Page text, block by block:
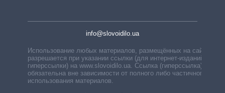
info@slovoidilo.ua
Использование любых материалов, размещённых на сайте,
разрешается при указании ссылки (для интернет-изданий —
гиперссылки) на www.slovoidilo.ua. Ссылка (гиперссылка)
обязательна вне зависимости от полного либо частичного
использования материалов.